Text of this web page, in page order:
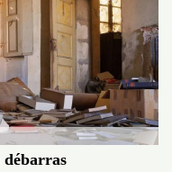
débarras